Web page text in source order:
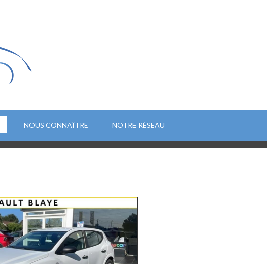
NOUS CONNAÎTRE NOTRE RÉSEAU